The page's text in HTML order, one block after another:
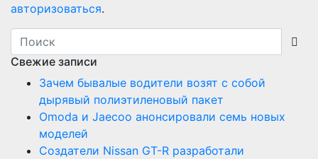
авторизоваться.
Свежие записи
Зачем бывалые водители возят с собой
дырявый полиэтиленовый пакет
Оmoda и Jaecoo анонсировали семь новых
моделей
Создатели Nissan GT-R разработали